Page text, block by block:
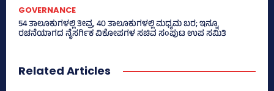
GOVERNANCE
54 ತಾಲೂಕುಗಳಲ್ಲಿ ತೀವ್ರ, 40 ತಾಲೂಕುಗಳಲ್ಲಿ ಮಧ್ಯಮ ಬರ; ಇನ್ನೂ
ರಚನೆಯಾಗದ ನೈಸರ್ಗಿಕ ವಿಕೋಪಗಳ ಸಚಿವ ಸಂಪುಟ ಉಪ ಸಮಿತಿ
Related Articles